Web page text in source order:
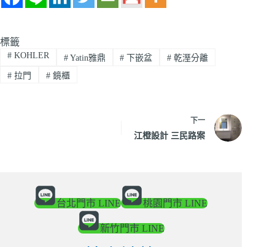
標籤
#KOHLER #Yatin雅鼎 # 下嵌盆 # 乾溼分離
#拉門 #鏡櫃
下一
江橙設計 三民路案
台北門市 LINE 桃園門市 LINE
新竹門市 LINE